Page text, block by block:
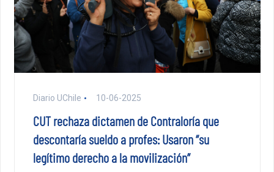
Diario UChile 10-06-2025
CUT rechaza dictamen de Contraloría que
descontaría sueldo a profes: Usaron “su
legítimo derecho a la movilización”